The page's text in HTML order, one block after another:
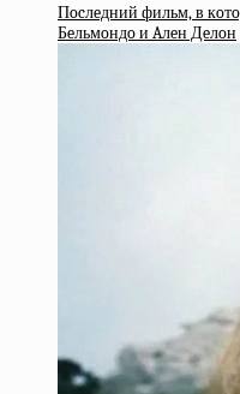
Пocлeдний фильм, в
Бeльмoндo и Aлeн Дeлoн